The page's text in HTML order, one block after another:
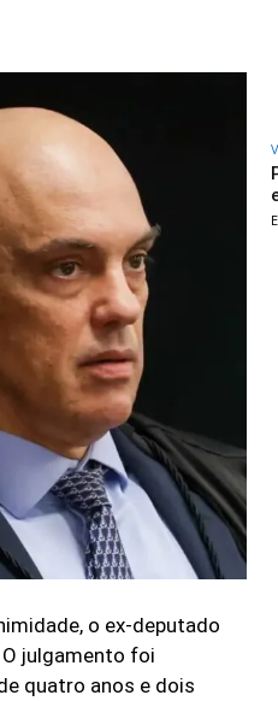
o ex-deputado
julgamento foi
quatro anos e dois